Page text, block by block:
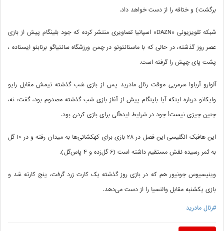
برگشت) و ختافه را از دست خواهد داد.
شبکه تلویزیونی «DAZN» اسپانیا تصاویری منتشر کرده که جود بلینگام پیش از بازی
عصر روز گذشته، در حالی که با ماستانتونو در چمن ورزشگاه سانتیاگو برنابئو ایستاده ،
پشت پای چپش را گرفته است.
آلوارو آربلوا سرمربی موقت رئال مادرید پس از بازی شب گذشته تیمش مقابل رایو
وایکانو درباره اینکه آیا بلینگام پیش از آغاز بازی شب گذشته مصدوم بود، گفت: نه،
چنین چیزی نیست! جود در شرایط ایده‌آلی برای بازی کردن بود.
این هافبک انگلیسی این فصل در 28 بازی برای کهکشانی‌ها به میدان رفته و در 10 گل
به ثمر رسیده نقش مستقیم داشته است (6 گل‌زده و 4 پاس‌گل).
وینیسیوس جونیور هم که در بازی روز گذشته یک کارت زرد گرفت، پنج کارته شد و
بازی یکشنبه مقابل والنسیا را از دست می‌دهد.
#رئال مادرید